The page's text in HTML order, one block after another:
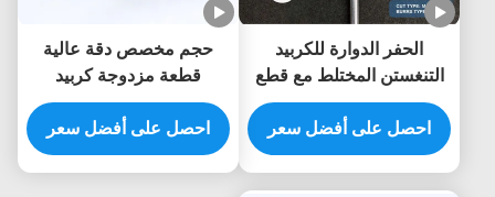
الحفر الدوارة للكربيد
التنغستن المختلط مع قطع
مزدوج لقطع طاحونة الصفر
و 1/4 "المنحدرات المعدنية
البوليستين
احصل على أفضل سعر
حجم مخصص دقة عالية
قطعة مزدوجة كربيد
التونغستين الصفيحة الدوارة
6mm شنك الموت طاحونة
الحفر Burr قطع
احصل على أفضل سعر